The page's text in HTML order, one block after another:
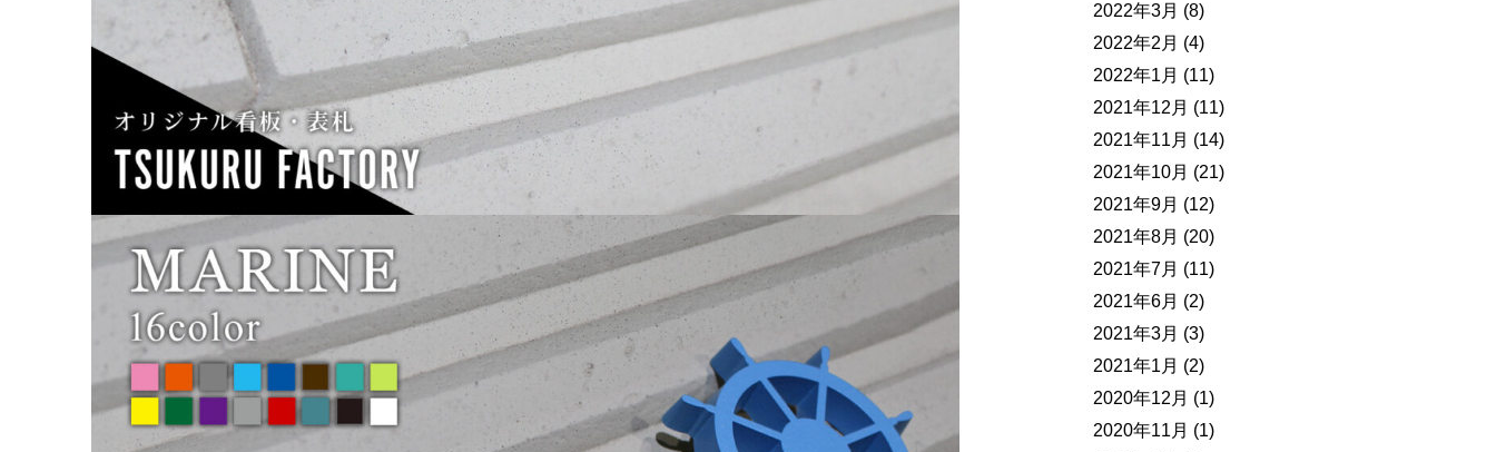
2022年3月 (8)
2022年2月 (4)
2022年1月 (11)
2021年12月 (11)
2021年11月 (14)
2021年10月 (21)
2021年9月 (12)
2021年8月 (20)
2021年7月 (11)
2021年6月 (2)
2021年3月 (3)
2021年1月 (2)
2020年12月 (1)
2020年11月 (1)